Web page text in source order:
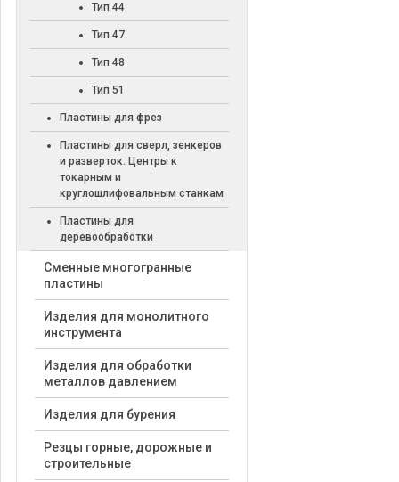
Тип 44
Тип 47
Тип 48
Тип 51
Пластины для фрез
Пластины для сверл, зенкеров
и разверток. Центры к
токарным и
круглошлифовальным станкам
Пластины для
деревообработки
Cменные многогранные
пластины
Изделия для монолитного
инструмента
Изделия для обработки
металлов давлением
Изделия для бурения
Резцы горные, дорожные и
строительные